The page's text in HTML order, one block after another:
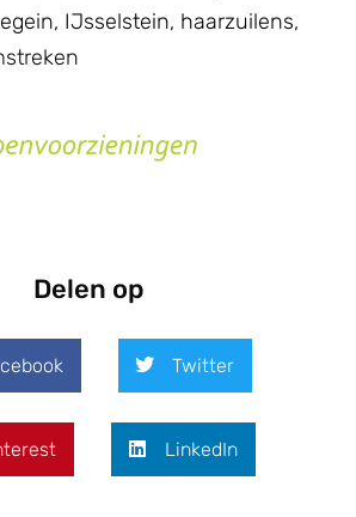
, IJsselstein, haarzuilens,
Delen op
Twitter
LinkedIn